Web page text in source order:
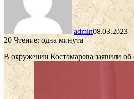
admin08.03.2023
20Чтение: одна минута
В окружении Костомарова заявили